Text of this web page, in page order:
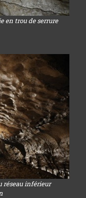
en trou de serrure
réseau inférieur